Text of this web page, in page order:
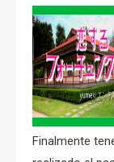
Finalmente